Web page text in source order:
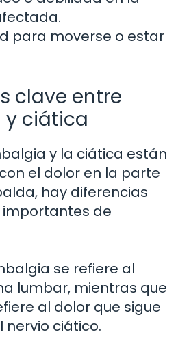
para moverse o estar
clave entre
ciática
y la ciática están
el dolor en la parte
hay diferencias
importantes de
se refiere al
lumbar, mientras que
al dolor que sigue
ciático.